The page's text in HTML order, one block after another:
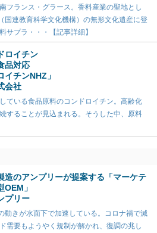
フランス・グラース。香料産業の聖地とし
国連教育科学文化機構）の無形文化遺産に登
サプラ・・・【記事詳細】
ロイチン
品対応
イチンNHZ」
会社
ている食品原料のコンドロイチン。高齢化
することが見込まれる。そうした中、原料
造のアンプリーが提案する「マーケテ
OEM」
プリー
動きが水面下で加速している。コロナ禍で減
需要もようやく規制が解かれ、復調の兆し